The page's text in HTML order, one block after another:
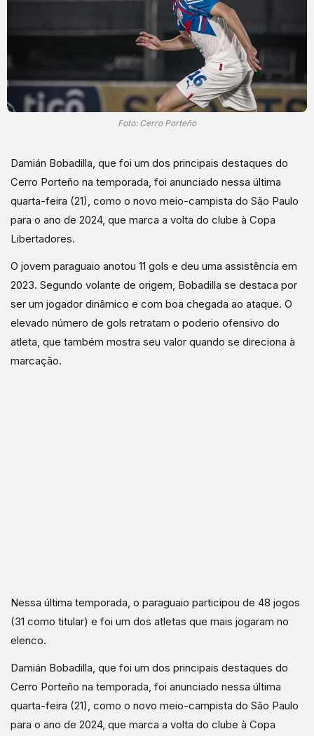
Foto: Cerro Porteño
Damián Bobadilla, que foi um dos principais destaques do
Cerro Porteño na temporada, foi anunciado nessa última
quarta-feira (21), como o novo meio-campista do São Paulo
para o ano de 2024, que marca a volta do clube à Copa
Libertadores.
O jovem paraguaio anotou 11 gols e deu uma assistência em
2023. Segundo volante de origem, Bobadilla se destaca por
ser um jogador dinâmico e com boa chegada ao ataque. O
elevado número de gols retratam o poderio ofensivo do
atleta, que também mostra seu valor quando se direciona à
marcação.
Nessa última temporada, o paraguaio participou de 48 jogos
(31 como titular) e foi um dos atletas que mais jogaram no
elenco.
Damián Bobadilla, que foi um dos principais destaques do
Cerro Porteño na temporada, foi anunciado nessa última
quarta-feira (21), como o novo meio-campista do São Paulo
para o ano de 2024, que marca a volta do clube à Copa